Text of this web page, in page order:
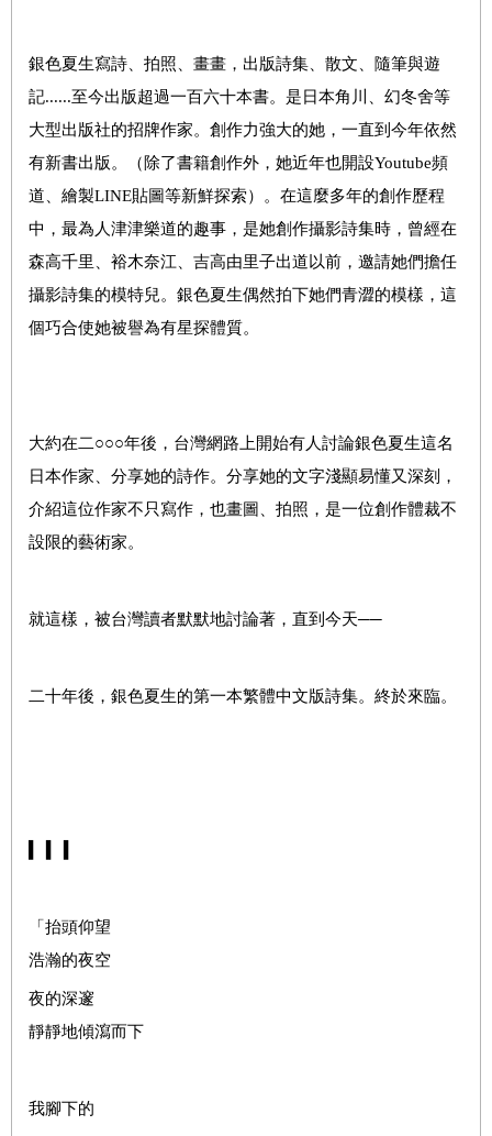
銀色夏生寫詩、拍照、畫畫，出版詩集、散文、隨筆與遊
記......至今出版超過一百六十本書。是日本角川、幻冬舍等
大型出版社的招牌作家。創作力強大的她，一直到今年依然
有新書出版。（除了書籍創作外，她近年也開設Youtube頻
道、繪製LINE貼圖等新鮮探索）。在這麼多年的創作歷程
中，最為人津津樂道的趣事，是她創作攝影詩集時，曾經在
森高千里、裕木奈江、吉高由里子出道以前，邀請她們擔任
攝影詩集的模特兒。銀色夏生偶然拍下她們青澀的模樣，這
個巧合使她被譽為有星探體質。
大約在二○○○年後，台灣網路上開始有人討論銀色夏生這名
日本作家、分享她的詩作。分享她的文字淺顯易懂又深刻，
介紹這位作家不只寫作，也畫圖、拍照，是一位創作體裁不
設限的藝術家。
就這樣，被台灣讀者默默地討論著，直到今天──
二十年後，銀色夏生的第一本繁體中文版詩集。終於來臨。
「抬頭仰望
浩瀚的夜空
夜的深邃
靜靜地傾瀉而下
我腳下的